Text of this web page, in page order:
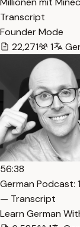
Transcript
Founder Mode
22,271
1
56:38
German Podcast:
— Transcript
Learn German